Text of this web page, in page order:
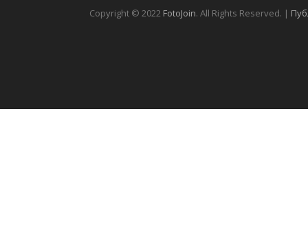
Copyright © 2022 FotoJoin. All Rights Reserved. |